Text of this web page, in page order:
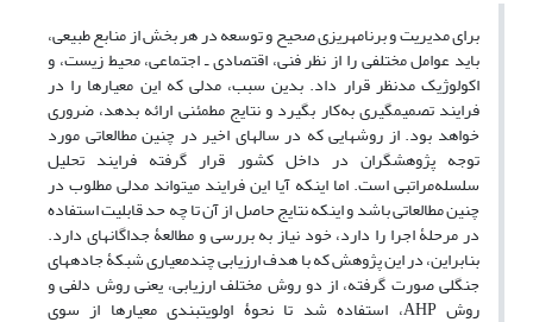
برای مدیریت و برنامه‏ریزی صحیح و توسعه در هر بخش از منابع طبیعی،
باید عوامل مختلفی را از نظر فنی، اقتصادی ـ اجتماعی، محیط زیست، و
اکولوژیک مدنظر قرار داد. بدین سبب، مدلی که این معیارها را در
فرایند تصمیم‏گیری به‌کار بگیرد و نتایج مطمئنی ارائه بدهد، ضروری
خواهد بود. از روش‏هایی که در سال‏های اخیر در چنین مطالعاتی مورد
توجه پژوهشگران در داخل کشور قرار گرفته فرایند تحلیل
سلسله‌مراتبی است. اما اینکه آیا این فرایند می‏تواند مدلی مطلوب در
چنین مطالعاتی باشد و اینکه نتایج حاصل از آن تا چه حد قابلیت استفاده
در مرحلۀ اجرا را دارد، خود نیاز به بررسی و مطالعۀ جداگانه‏ای دارد.
بنابراین، در این پژوهش که با هدف ارزیابی چند‌معیاری شبکۀ جاده‏های
جنگلی صورت گرفته، از دو روش مختلف ارزیابی، یعنی روش دلفی و
روش AHP، استفاده شد تا نحوۀ اولویت‏بندی معیار‏ها از سوی